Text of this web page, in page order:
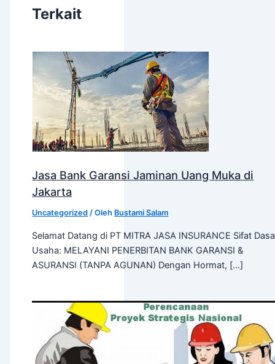
Terkait
Jasa Bank Garansi Jaminan Uang Muka di
Jakarta
Uncategorized / Oleh Bustami Salam
Selamat Datang di PT MITRA JASA INSURANCE Sifat
Usaha: MELAYANI PENERBITAN BANK GARANSI &
ASURANSI (TANPA AGUNAN) Dengan Hormat, […]